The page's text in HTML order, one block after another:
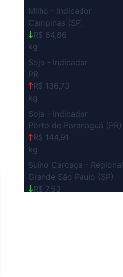
Milho - Indicador
Campinas (SP)
R$ 64,86
kg
Soja - Indicador
PR
R$ 136,73
kg
Soja - Indicador
Porto de Paranaguá (PR)
R$ 144,91
kg
Suíno Carcaça - Regional
Grande São Paulo (SP)
R$ 7,53